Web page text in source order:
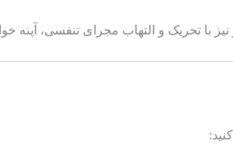
تحریک و التهاب مجرای تنفسی، آپنه